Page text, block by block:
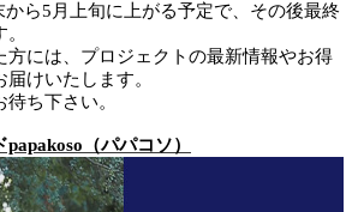
ら5月上旬に上がる予定で、その後最終
方には、プロジェクトの最新情報やお得
けいたします。
ち下さい。
（パパコソ）